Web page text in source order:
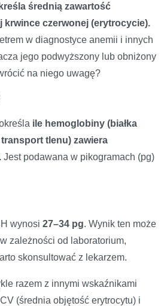
średnią zawartość
krwince czerwonej (erytrocycie).
w diagnostyce anemii i innych
jego podwyższony lub obniżony
na niego uwagę?
ile hemoglobiny (białka
tlenu) zawiera
Jest podawana w pikogramach (pg)
wynosi 27–34 pg. Wynik ten może
zależności od laboratorium,
skonsultować z lekarzem.
razem z innymi wskaźnikami
(średnia objętość erytrocytu) i